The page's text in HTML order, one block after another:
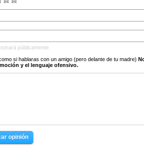
públicamente
si hablaras con un amigo (pero delante de tu madre) No
y el lenguaje ofensivo.
opinión